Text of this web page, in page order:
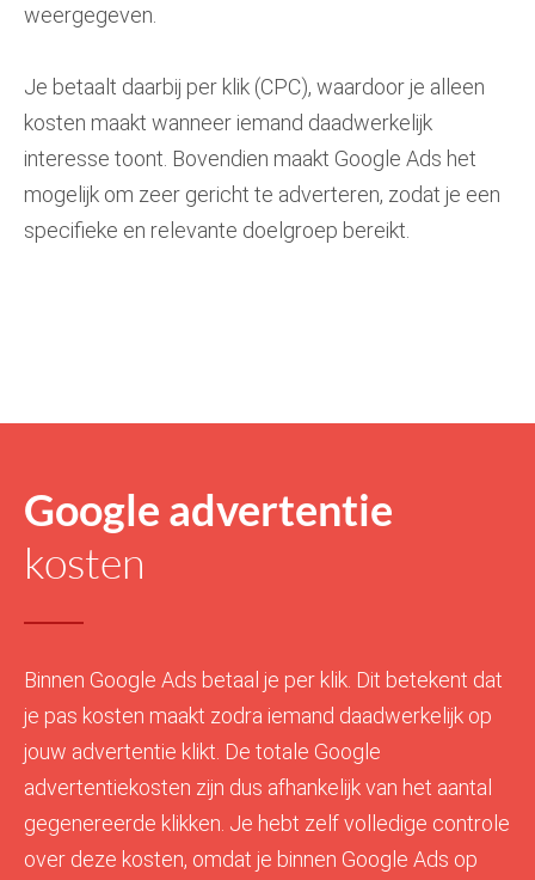
weergegeven.
Je betaalt daarbij per klik (CPC), waardoor je alleen
kosten maakt wanneer iemand daadwerkelijk
interesse toont. Bovendien maakt Google Ads het
mogelijk om zeer gericht te adverteren, zodat je een
specifieke en relevante doelgroep bereikt.
Google advertentie
kosten
Binnen Google Ads betaal je per klik. Dit betekent dat
je pas kosten maakt zodra iemand daadwerkelijk op
jouw advertentie klikt. De totale Google
advertentiekosten zijn dus afhankelijk van het aantal
gegenereerde klikken. Je hebt zelf volledige controle
over deze kosten, omdat je binnen Google Ads op